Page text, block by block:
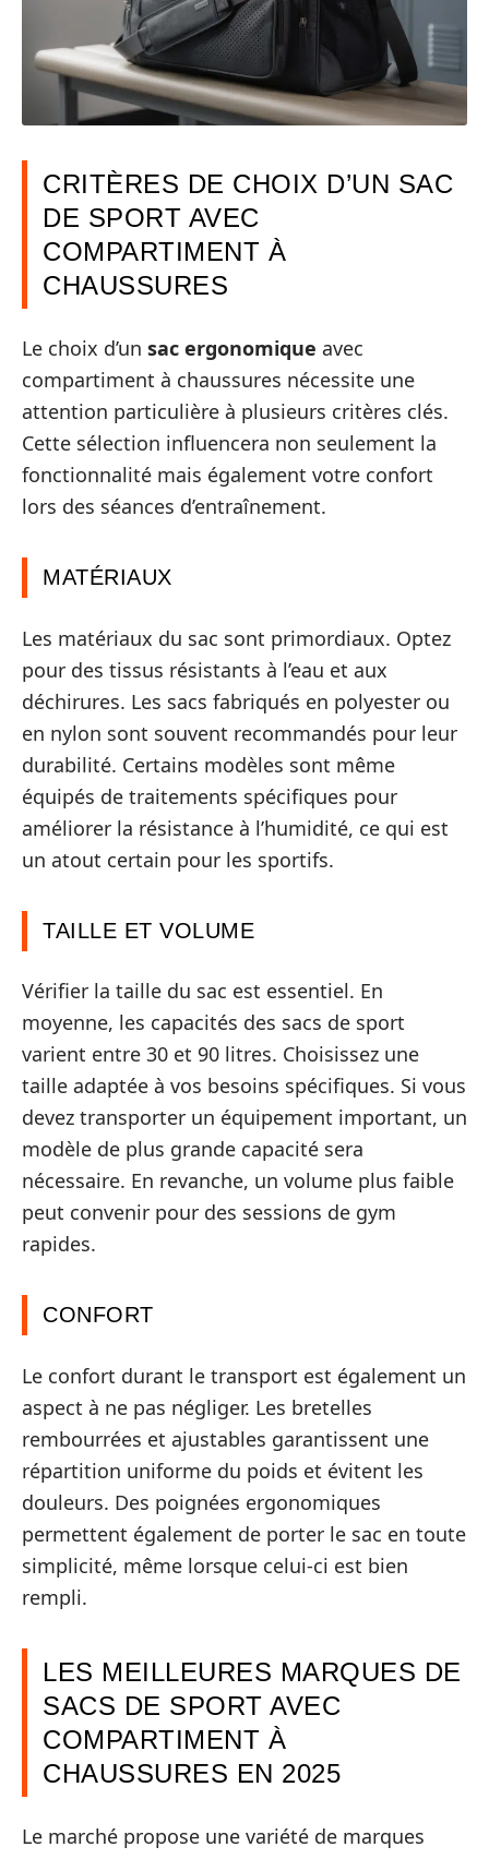
CRITÈRES DE CHOIX D’UN SAC
DE SPORT AVEC
COMPARTIMENT À
CHAUSSURES
Le choix d’un sac ergonomique avec
compartiment à chaussures nécessite une
attention particulière à plusieurs critères clés.
Cette sélection influencera non seulement la
fonctionnalité mais également votre confort
lors des séances d’entraînement.
MATÉRIAUX
Les matériaux du sac sont primordiaux. Optez
pour des tissus résistants à l’eau et aux
déchirures. Les sacs fabriqués en polyester ou
en nylon sont souvent recommandés pour leur
durabilité. Certains modèles sont même
équipés de traitements spécifiques pour
améliorer la résistance à l’humidité, ce qui est
un atout certain pour les sportifs.
TAILLE ET VOLUME
Vérifier la taille du sac est essentiel. En
moyenne, les capacités des sacs de sport
varient entre 30 et 90 litres. Choisissez une
taille adaptée à vos besoins spécifiques. Si vous
devez transporter un équipement important, un
modèle de plus grande capacité sera
nécessaire. En revanche, un volume plus faible
peut convenir pour des sessions de gym
rapides.
CONFORT
Le confort durant le transport est également un
aspect à ne pas négliger. Les bretelles
rembourrées et ajustables garantissent une
répartition uniforme du poids et évitent les
douleurs. Des poignées ergonomiques
permettent également de porter le sac en toute
simplicité, même lorsque celui-ci est bien
rempli.
LES MEILLEURES MARQUES DE
SACS DE SPORT AVEC
COMPARTIMENT À
CHAUSSURES EN 2025
Le marché propose une variété de marques